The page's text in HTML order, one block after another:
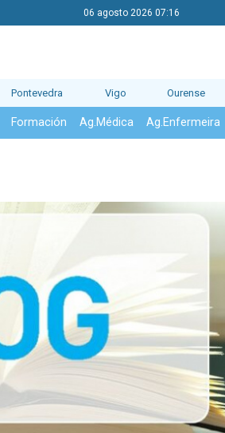
06 agosto 2026 07:16
Pontevedra Vigo Ourense
Formación Ag.Médica Ag.Enfermeira